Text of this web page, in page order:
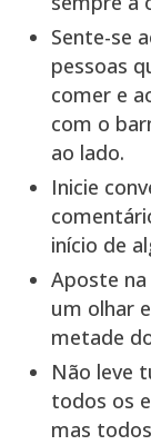
Sente-se
pessoas
comer e
com o
ao lado.
Inicie
início de
Aposte
um olhar
metade
Não leve
todos os
mas